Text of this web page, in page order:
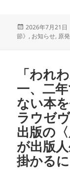
投
稿
2026年7月21日
節》 , お知らせ, 原発
「われ
一、二
ない本
ラウゼ
出版の
が出版
掛かる